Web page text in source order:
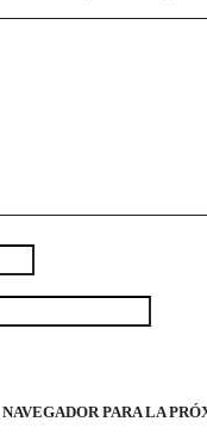
PARA LA